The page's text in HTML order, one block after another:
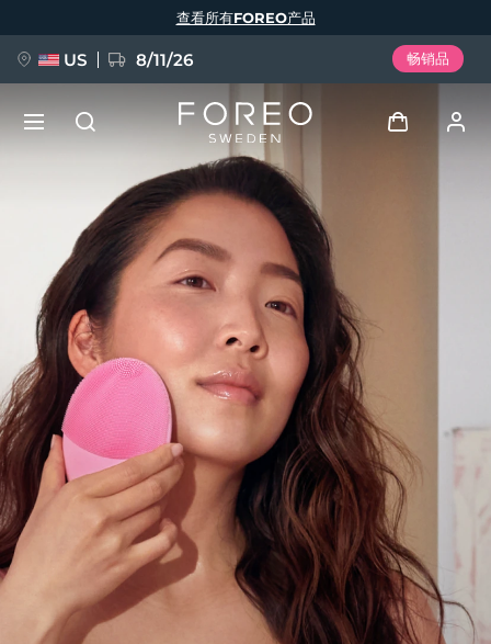
查看所有FOREO产品
US 8/11/26 畅销品
我的地址
我的订阅
FAQ™ Pure Beauty-Tech Elixir
BREAKING NEWS
issa™ Teeth Whitening Set
FAQ™ Dual LED Panel
English Deutsch
Español
Français
Italiano
Português
Polski
Svenska
Русский
Türkçe
简体中文 繁體中文
发货国家
预计送达日期8/11/26
英国 预计送达日期8/10/26